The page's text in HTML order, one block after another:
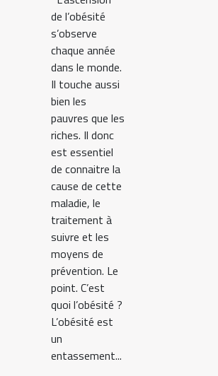
de l’obésité
s’observe
chaque année
dans le monde.
Il touche aussi
bien les
pauvres que les
riches. Il donc
est essentiel
de connaitre la
cause de cette
maladie, le
traitement à
suivre et les
moyens de
prévention. Le
point. C’est
quoi l’obésité ?
L’obésité est
un
entassement...